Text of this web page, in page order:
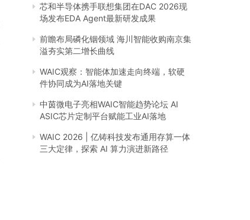
芯和半导体携手联想集团在DAC 2026现
场发布EDA Agent最新研发成果
前瞻布局磷化铟领域 海川智能收购南京集
溢夯实第二增长曲线
WAIC观察：智能体加速走向终端，软硬
件协同成为AI落地关键
中茵微电子亮相WAIC智能趋势论坛 AI
ASIC芯片定制平台赋能工业AI落地
WAIC 2026 | 亿铸科技发布通用存算一体
三大定律，探索 AI 算力演进新路径